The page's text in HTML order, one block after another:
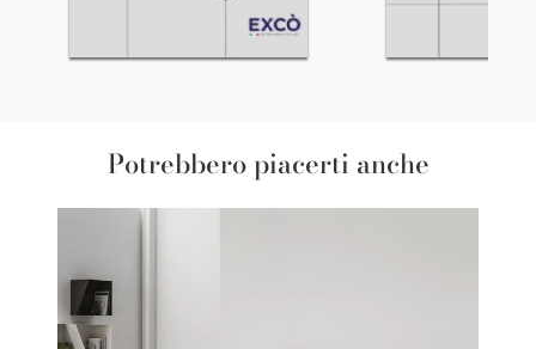
Potrebbero piacerti anche